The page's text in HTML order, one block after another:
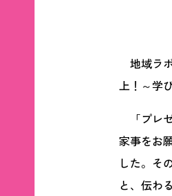
地域ラ
上！～学
「プレ
家事をお
した。そ
と、伝わ